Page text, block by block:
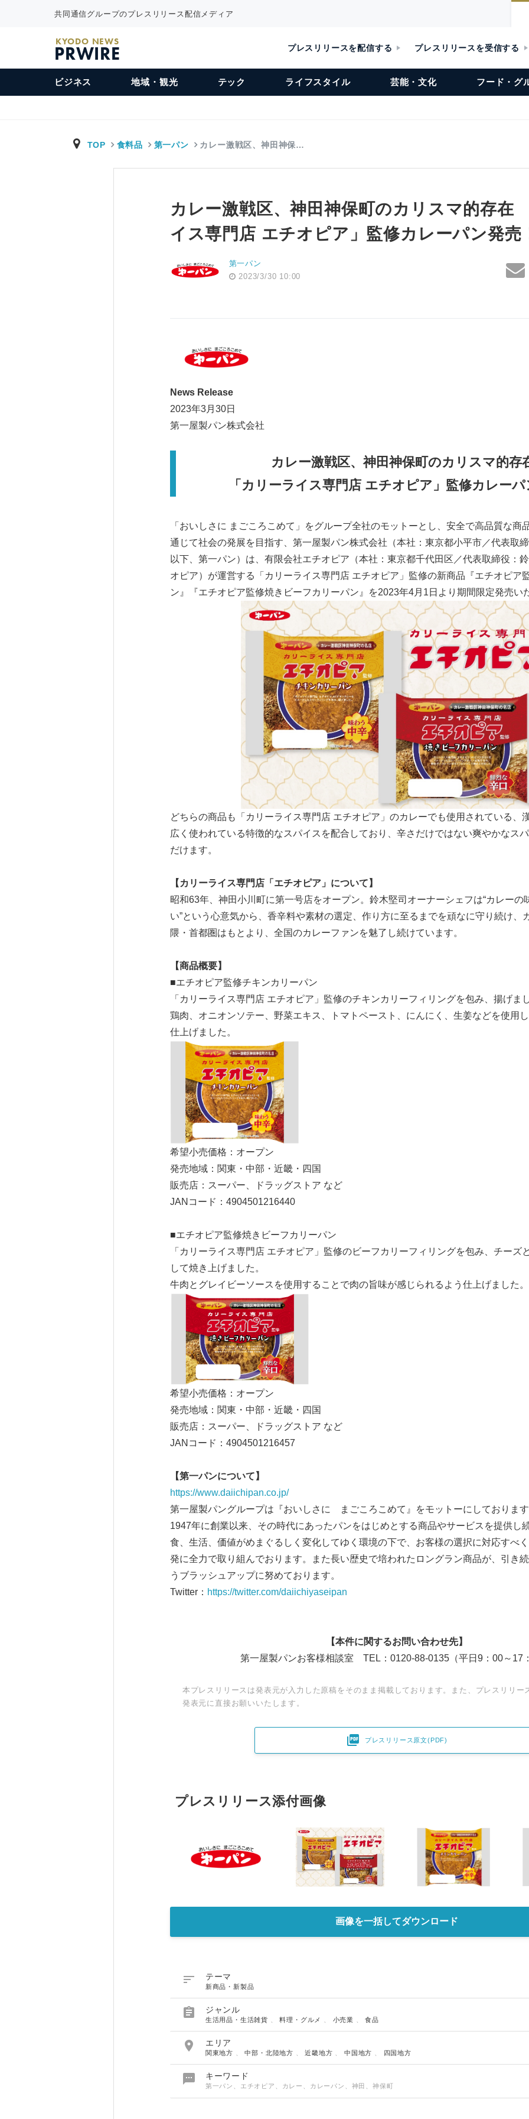
共同通信グループのプレスリリース配信メディア
KYODO NEWS
PRWIRE プレスリリースを配信する プレスリリースを受信する
ビジネス 地域・観光 テック ライフスタイル 芸能・文化 フード・グ
TOP 食料品 第一パン カレー激戦区、神田神保…
カレー激戦区、神田神保町のカリスマ的存在
イス専門店 エチオピア」監修カレーパン発売
第一パン
2023/3/30 10:00
News Release
2023年3月30日
第一屋製パン株式会社
カレー激戦区、神田神保町のカリスマ的存
「カリーライス専門店 エチオピア」監修カレーパ
「おいしさに まごころこめて」をグループ全社のモットーとし、安全で高品質な商
通じて社会の発展を目指す、第一屋製パン株式会社（本社：東京都小平市／代表取
以下、第一パン）は、有限会社エチオピア（本社：東京都千代田区／代表取締役
オピア）が運営する「カリーライス専門店 エチオピア」監修の新商品『エチオピア
ン』『エチオピア監修焼きビーフカリーパン』を2023年4月1日より期間限定発売い
どちらの商品も「カリーライス専門店 エチオピア」のカレーでも使用されている、
広く使われている特徴的なスパイスを配合しており、辛さだけではない爽やかなス
だけます。
【カリーライス専門店「 エチオピア」について】
昭和63年、神田小川町に第一号店をオープン。鈴木堅司オーナーシェフは“カレーの
い”という心意気から、香辛料や素材の選定、作り方に至るまでを頑なに守り続け、
隈・首都圏はもとより、全国のカレーファンを魅了し続けています。
【商品概要】
■エチオピア監修チキンカリーパン
「カリーライス専門店 エチオピア」監修のチキンカリーフィリングを包み、揚げまし
鶏肉、オニオンソテー、野菜エキス、トマトペースト、にんにく、生姜などを使用
仕上げました。
希望小売価格：オープン
発売地域：関東・中部・近畿・四国
販売店：スーパー、ドラッグストア など
JANコード：4904501216440
■エチオピア監修焼きビーフカリーパン
「カリーライス専門店 エチオピア」監修のビーフカリーフィリングを包み、チーズ
して焼き上げました。
牛肉とグレイビーソースを使用することで肉の旨味が感じられるよう仕上げました。
希望小売価格：オープン
発売地域：関東・中部・近畿・四国
販売店：スーパー、ドラッグストア など
JANコード：4904501216457
【第一パンについて】
https://www.daiichipan.co.jp/
第一屋製パングループは『おいしさに まごころこめて』をモットーにしております
1947年に創業以来、その時代にあったパンをはじめとする商品やサービスを提供し
食、生活、価値がめまぐるしく変化してゆく環境の下で、お客様の選択に対応すべ
発に全力で取り組んでおります。また長い歴史で培われたロングラン商品が、引き
うブラッシュアップに努めております。
Twitter： https://twitter.com/daiichiyaseipan
【本件に関するお問い合わせ先】
第一屋製パンお客様相談室 TEL：0120-88-0135（平日9：00～17
本プレスリリースは発表元が入力した原稿をそのまま掲載しております。また、プレスリリー
発表元に直接お願いいたします。
 プレスリリース原文(PDF)
プレスリリース添付画像
画像を一括してダウンロード
 テーマ
新商品・新製品
 ジャンル
生活用品・生活雑貨 、料理・グルメ 小売業 、食品
 エリア
関東地方 、中部・北陸地方 、近畿地方 、中国地方 四国地方
 キーワード
第一パン、エチオピア、カレー、カレーパン、神田、神保町